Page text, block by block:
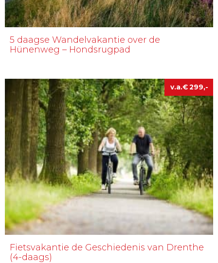
5 daagse Wandelvakantie over de
Hünenweg – Hondsrugpad
Fietsvakantie de Geschiedenis van Drenthe
(4-daags)
€299